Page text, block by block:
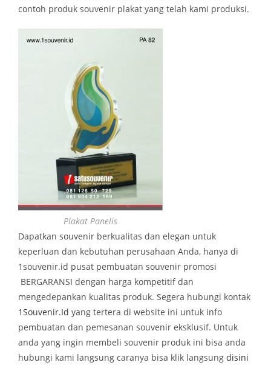
contoh produk souvenir plakat yang telah kami produksi.
Plakat Panelis
Dapatkan souvenir berkualitas dan elegan untuk
keperluan dan kebutuhan perusahaan Anda, hanya di
1souvenir.id pusat pembuatan souvenir promosi
BERGARANSI dengan harga kompetitif dan
mengedepankan kualitas produk. Segera hubungi kontak
1Souvenir.Id yang tertera di website ini untuk info
pembuatan dan pemesanan souvenir eksklusif. Untuk
anda yang ingin membeli souvenir produk ini bisa anda
hubungi kami langsung caranya bisa klik langsung disini